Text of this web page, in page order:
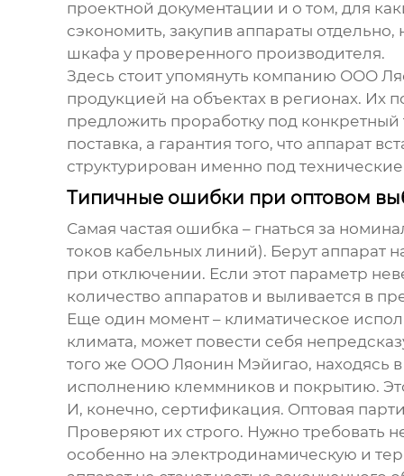
проектной документации и о том, для
сэкономить, закупив аппараты
шкафа у проверенного производителя.
Здесь стоит упомянуть компанию ООО
продукцией на объектах в регионах. Их
предложить проработку под конкретный
поставка, а гарантия того, что аппарат
структурирован именно под
Типичные ошибки при оптовом
Самая частая ошибка – гнаться за
токов кабельных линий). Берут аппарат
при отключении. Если этот параметр
количество аппаратов и выливается в
Еще один момент – климатическое
климата, может повести себя
того же ООО Ляонин Мэйигао, находясь
исполнению клеммников и покрытию.
И, конечно, сертификация. Оптовая
Проверяют их строго. Нужно требовать
особенно на электродинамическую и